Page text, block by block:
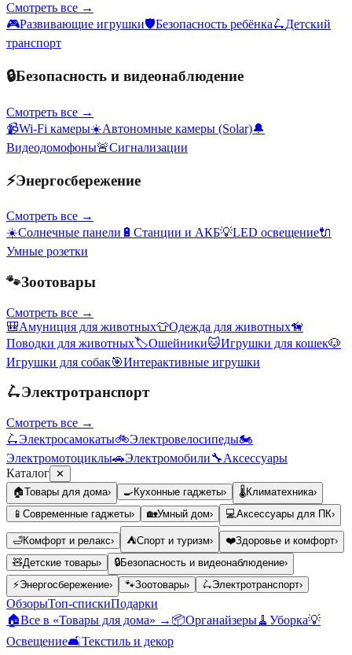
Смотреть все →
🎮Развивающие игрушки🛡️Безопасность ребёнка🛴Детский
транспорт
🔒Безопасность и видеонаблюдение
Смотреть все →
📹Wi-Fi камеры☀️Автономные камеры (Solar)🔔
Видеодомофоны🚨Сигнализации
⚡Энергосбережение
Смотреть все →
☀️Солнечные панели 🔋 Станции и АКБ💡LED освещение🔌
Умные розетки
🐾Зоотовары
Смотреть все →
🎒Амуниция для животных👕Одежда для животных🦮
Поводки для животных🏷️Ошейники🐱Игрушки для кошек🐶
Игрушки для собак🎯Интерактивные игрушки
🛴Электротранспорт
Смотреть все →
🛴Электросамокаты🚲Электровелосипеды🏍️
Электромотоциклы🚗Электромобили🔧Аксессуары
Каталог ✕
🏠Товары для дома› 🍳Кухонные гаджеты› 🌡️Климатехника›
📱 Современные гаджеты› 🏡Умный дом› 💻Аксессуары для ПК›
🛁Комфорт и релакс› ⛺Спорт и туризм› ❤️Здоровье и комфорт›
🧸Детские товары› 🔒Безопасность и видеонаблюдение›
⚡Энергосбережение› 🐾Зоотовары› 🛴Электротранспорт›
ОбзорыТоп-спискиПодарки
🏠Все в «Товары для дома» → 📦Органайзеры🧹 Уборка💡
Освещение🛋️Текстиль и декор